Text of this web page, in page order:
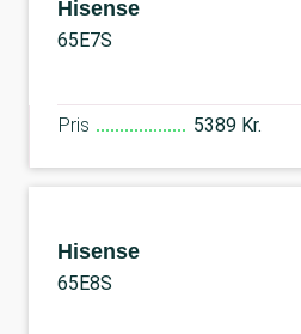
Hisense
65E7S
Pris 5389 Kr.
Hisense
65E8S